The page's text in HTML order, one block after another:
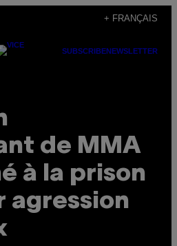
+ FRANÇAIS
SUBSCRIBENEWSLETTER
de MMA
à la prison
agression